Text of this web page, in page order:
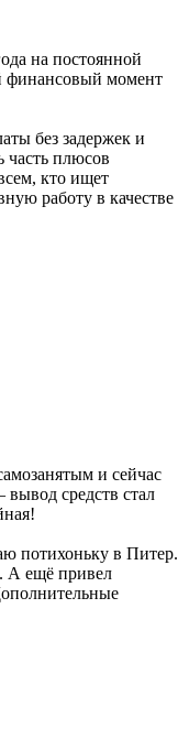
на постоянной
финансовый момент
без задержек и
часть плюсов
кто ищет
работу в качестве
и сейчас
средств стал
потихоньку в Питер.
А ещё привел